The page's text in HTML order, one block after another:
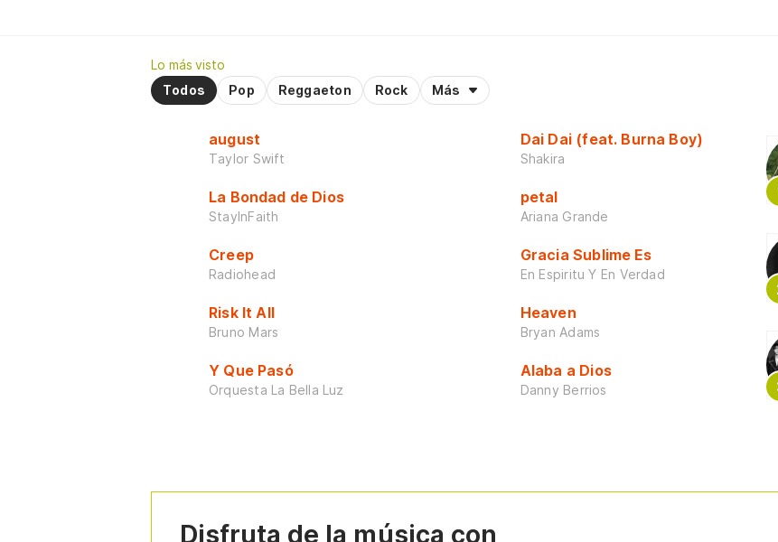
Lo más visto
Todos
Pop Reggaeton Rock Más
august
Taylor Swift
La Bondad de Dios
StayInFaith
Creep
Radiohead
Risk It All
Bruno Mars
Y Que Pasó
Orquesta La Bella Luz
Dai Dai (feat. Burna Boy)
Shakira
petal
Ariana Grande
Gracia Sublime Es
En Espiritu Y En Verdad
Heaven
Bryan Adams
Alaba a Dios
Danny Berrios
Disfruta de la música con